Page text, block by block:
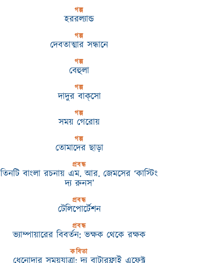
গল্প
হররল্যান্ড
গল্প
দেবতাত্মার সন্ধানে
গল্প
বেহুলা
গল্প
দাদুর বাক্‌সো
গল্প
সময় গেরোয়
গল্প
তোমাদের ছাড়া
প্রবন্ধ
তিনটি বাংলা রচনায় এম. আর. জেমসের ‘কাস্টিং
দ্য রুনস’
প্রবন্ধ
টেলিপোর্টেশন
প্রবন্ধ
ভ্যাম্পায়ারের বিবর্তন: ভক্ষক থেকে রক্ষক
কবিতা